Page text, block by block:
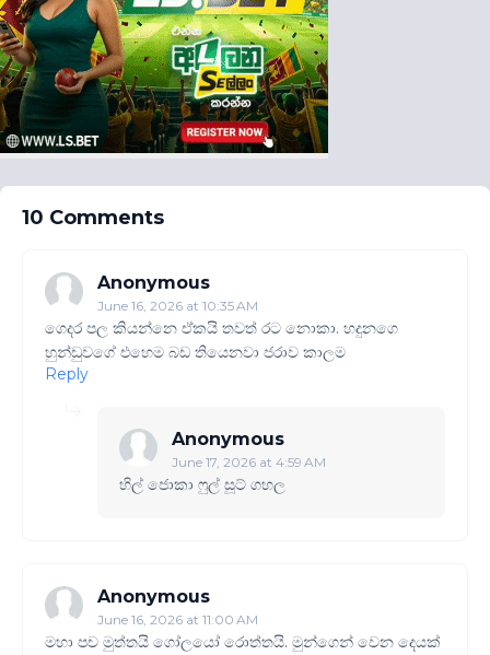
10 Comments
Anonymous
June 16, 2026 at 10:35 AM
ගෙදර පල කියන්නෙ ඒකයි තවත් රට නොකා. හදුනගෙ
හුන්ඩුවගේ එහෙම බඩ තියෙනවා ජරාව කාලම
Reply
Anonymous
June 17, 2026 at 4:59 AM
හිල් ජොකා ෆුල් සූට් ගහල
Anonymous
June 16, 2026 at 11:00 AM
මහා පච මුත්තයි ගෝලයෝ රොත්තයි. මුන්ගෙන් වෙන දෙයක්